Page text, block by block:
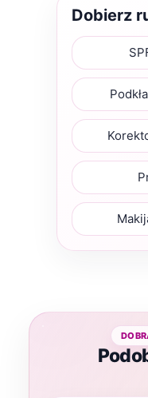
Dobierz